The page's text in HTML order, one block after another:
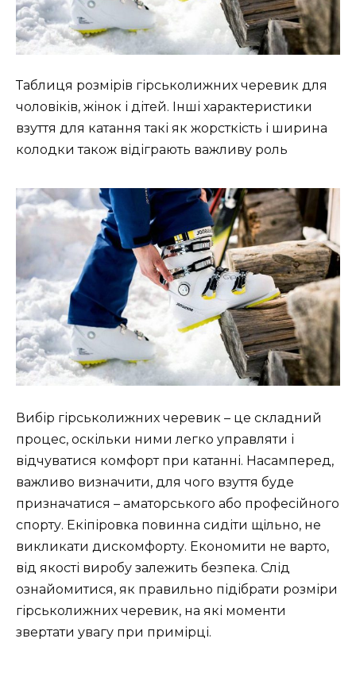
Таблиця розмірів гірськолижних черевик для
чоловіків, жінок і дітей. Інші характеристики
взуття для катання такі як жорсткість і ширина
колодки також відіграють важливу роль
Вибір гірськолижних черевик – це складний
процес, оскільки ними легко управляти і
відчуватися комфорт при катанні. Насамперед,
важливо визначити, для чого взуття буде
призначатися – аматорського або професійного
спорту. Екіпіровка повинна сидіти щільно, не
викликати дискомфорту. Економити не варто,
від якості виробу залежить безпека. Слід
ознайомитися, як правильно підібрати розміри
гірськолижних черевик, на які моменти
звертати увагу при примірці.